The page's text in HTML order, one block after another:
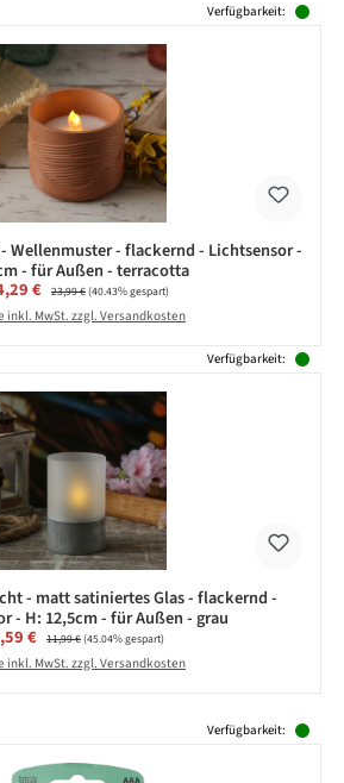
Verfügbarkeit:
Wellenmuster - flackernd - Lichtsensor -
- für Außen - terracotta
€ Regulärer Preis:
23,99 €(40.43% gespart)
inkl. MwSt. zzgl. Versandkosten
Verfügbarkeit:
- matt satiniertes Glas - flackernd -
- H: 12,5cm - für Außen - grau
€ Regulärer Preis:
11,99 €(45.04% gespart)
inkl. MwSt. zzgl. Versandkosten
Verfügbarkeit: